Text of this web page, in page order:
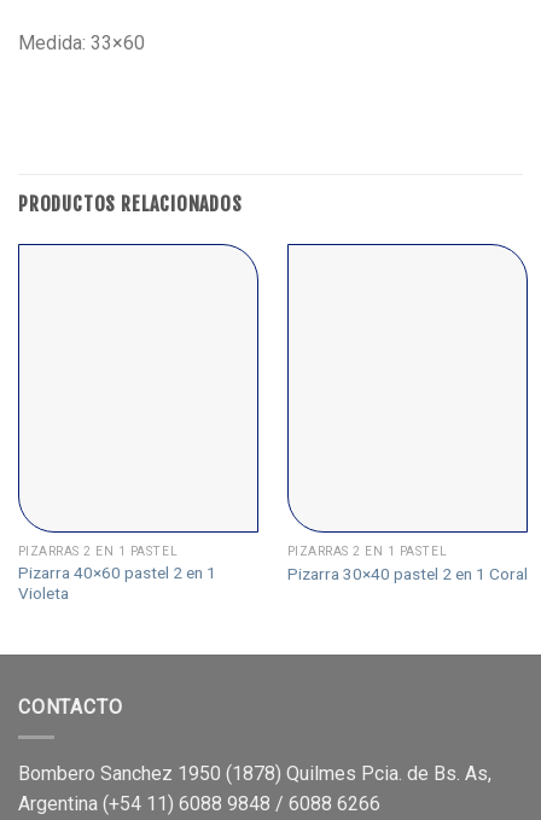
Medida: 33×60
PRODUCTOS RELACIONADOS
PIZARRAS 2 EN 1 PASTEL
Pizarra 40×60 pastel 2 en 1
Violeta
PIZARRAS 2 EN 1 PASTEL
Pizarra 30×40 pastel 2 en 1 Coral
CONTACTO
Bombero Sanchez 1950 (1878) Quilmes Pcia. de Bs. As,
Argentina (+54 11) 6088 9848 / 6088 6266